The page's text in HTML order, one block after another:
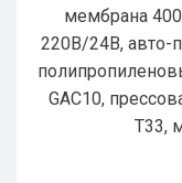
мембрана
220В/24В,
GAC10,
T33,